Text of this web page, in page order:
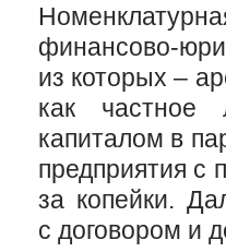
финансово-
из которых –
как частное
капиталом в
предприятия с
за копейки.
с договором и